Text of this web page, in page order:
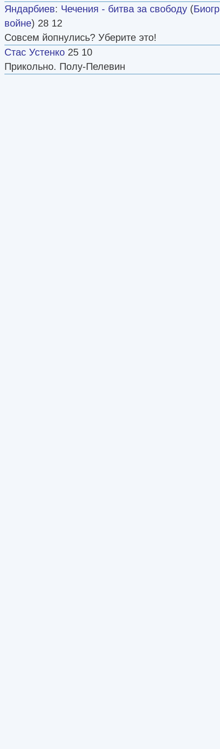
Яндарбиев: Чечения - битва за свободу (
войне) 28 12
Совсем йопнулись? Уберите это!
Стас Устенко 25 10
Прикольно. Полу-Пелевин